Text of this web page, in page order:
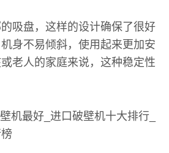
吸盘，这样的设计确保了很好
身不易倾斜，使用起来更加安
老人的家庭来说，这种稳定性